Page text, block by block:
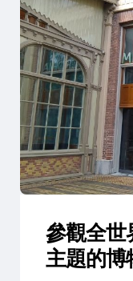
參觀全世
主題的博